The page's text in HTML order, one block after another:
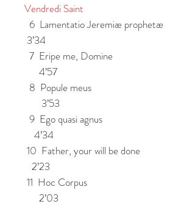
Vendredi Saint
6 Lamentatio Jeremiæ prophetæ
3’34
7 Eripe me, Domine
4’57
8 Popule meus
3’53
9 Ego quasi agnus
4’34
10 Father, your will be done
2’23
11 Hoc Corpus
2’03